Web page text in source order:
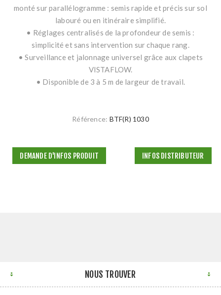
monté sur parallélogramme : semis rapide et précis sur sol
labouré ou en itinéraire simplifié.
• Réglages centralisés de la profondeur de semis :
simplicité et sans intervention sur chaque rang.
• Surveillance et jalonnage universel grâce aux clapets
VISTAFLOW.
• Disponible de 3 à 5 m de largeur de travail.
Référence: BTF(R) 1030
DEMANDE D'INFOS PRODUIT INFOS DISTRIBUTEUR
NOUS TROUVER